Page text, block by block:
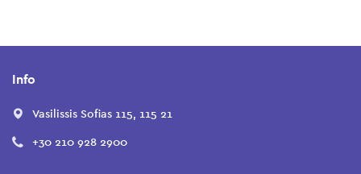
Info
Vasilissis Sofias 115, 115 21
+30 210 928 2900